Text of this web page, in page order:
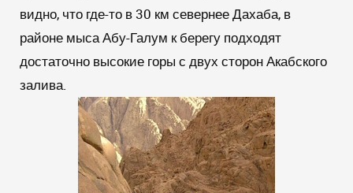
видно, что где-то в 30 км севернее Дахаба, в
районе мыса Абу-Галум к берегу подходят
достаточно высокие горы с двух сторон Акабского
залива.